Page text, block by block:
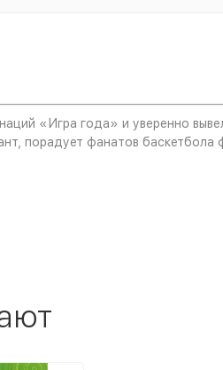
«Игра года» и уверенно
порадует фанатов